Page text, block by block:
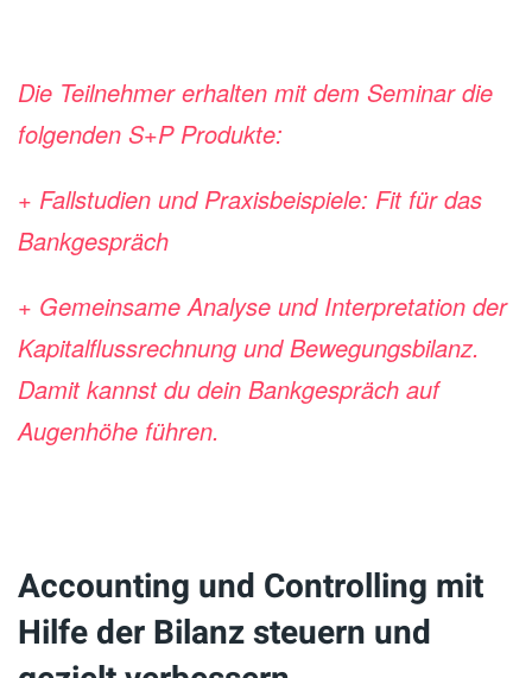
Die Teilnehmer erhalten mit dem Seminar die
folgenden S+P Produkte:
+ Fallstudien und Praxisbeispiele: Fit für das
Bankgespräch
+ Gemeinsame Analyse und Interpretation der
Kapitalflussrechnung und Bewegungsbilanz.
Damit kannst du dein Bankgespräch auf
Augenhöhe führen.
Accounting und Controlling mit
Hilfe der Bilanz steuern und